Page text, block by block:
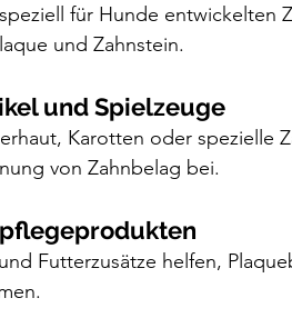
für Hunde entwickelten
und Zahnstein.
und Spielzeuge
Karotten oder spezielle
von Zahnbelag bei.
Futterzusätze helfen,